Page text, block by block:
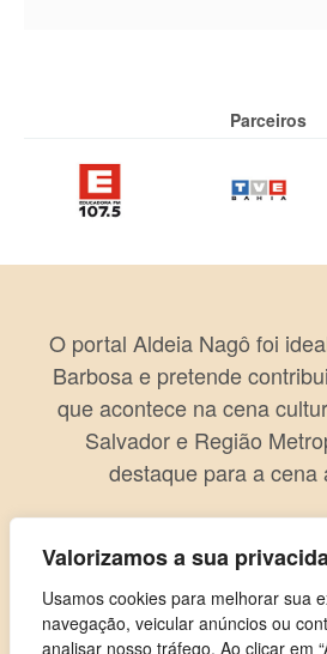
Valorizamos a sua
Usamos cookies para melhorar sua
navegação, veicular anúncios ou
analisar nosso tráfego. Ao clicar em
Parceiros
O portal Aldeia Nagô foi
Barbosa e pretende
que acontece na cena
Salvador e Região
destaque para a cena